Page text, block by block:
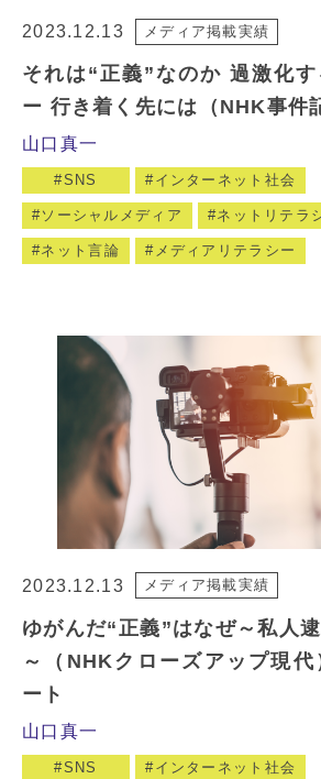
2023.12.13 メディア掲載実績
それは“正義”なのか 過激化
ー 行き着く先には（NHK事件
山口真一
SNS インターネット社会
ソーシャルメディア ネットリテラ
ネット言論 メディアリテラシー
2023.12.13 メディア掲載実績
ゆがんだ“正義”はなぜ～私人
～（NHKクローズアップ現代
ート
山口真一
SNS インターネット社会